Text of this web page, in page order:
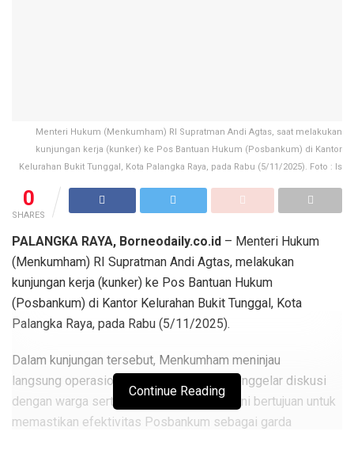
Menteri Hukum (Menkumham) RI Supratman Andi Agtas, saat melakukan
kunjungan kerja (kunker) ke Pos Bantuan Hukum (Posbankum) di Kantor
Kelurahan Bukit Tunggal, Kota Palangka Raya, pada Rabu (5/11/2025). Foto : Is
0
SHARES
PALANGKA RAYA, Borneodaily.co.id – Menteri Hukum
(Menkumham) RI Supratman Andi Agtas, melakukan
kunjungan kerja (kunker) ke Pos Bantuan Hukum
(Posbankum) di Kantor Kelurahan Bukit Tunggal, Kota
Palangka Raya, pada Rabu (5/11/2025).
Dalam kunjungan tersebut, Menkumham meninjau
langsung operasional Posbankum dan menggelar diskusi
dengan warga serta paralegal. Kunjungan ini bertujuan untuk
memastikan efektivitas Posbankum sebagai garda
Continue Reading